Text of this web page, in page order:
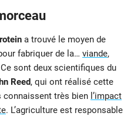
a trouvé le moyen de
fabriquer de la… viande,
sont deux scientifiques du
Reed, qui ont réalisé cette
connaissent très bien l’impact
. L’agriculture est responsable